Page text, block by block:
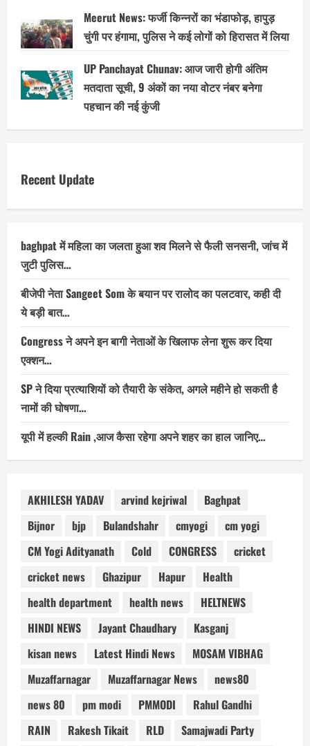
Meerut News: फर्जी किन्नरों का भंडाफोड़, हापुड़
चुंगी पर हंगामा, पुलिस ने कई लोगों को हिरासत में लिया
UP Panchayat Chunav: आज जारी होगी अंतिम
मतदाता सूची, 9 अंकों का नया वोटर नंबर बनेगा
पहचान की नई कुंजी
Recent Update
baghpat में महिला का जलता हुआ शव मिलने से फैली सनसनी, जांच में
जुटी पुलिस…
बीजेपी नेता Sangeet Som के बयान पर रालोद का पलटवार, कही दी
ये बड़ी बात…
Congress ने अपने इन बागी नेताओं के खिलाफ लेना शुरू कर दिया
एक्शन…
SP ने दिया प्रत्याशियों को तैयारी के संकेत, अगले महीने हो सकती है
नामों की घोषणा…
यूपी में हल्की Rain ,आज कैसा रहेगा अपने शहर का हाल जानिए…
AKHILESH YADAV arvind kejriwal
Baghpat
Bijnor
bjp Bulandshahr cmyogi
cm yogi
CM Yogi Adityanath
Cold CONGRESS
cricket
cricket news
Ghazipur Hapur
Health
health department
health news
HELTNEWS
HINDI NEWS
Jayant Chaudhary
Kasganj
kisan news
Latest Hindi News
MOSAM VIBHAG
Muzaffarnagar
Muzaffarnagar News
news80
news 80
pm modi PMMODI
Rahul Gandhi
RAIN
Rakesh Tikait RLD
Samajwadi Party